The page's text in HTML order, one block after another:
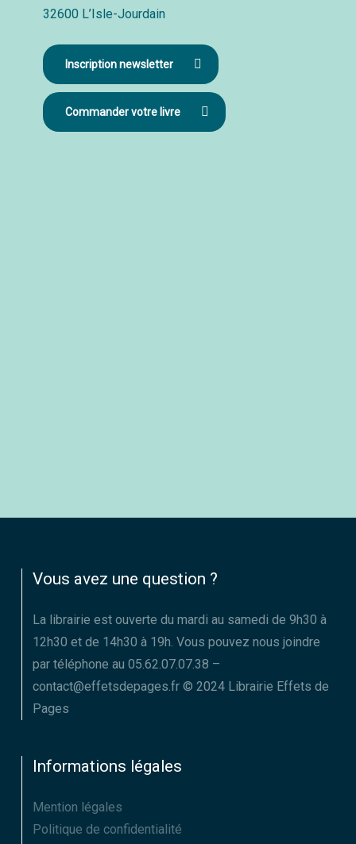
32600 L’Isle-Jourdain
Inscription newsletter
Commander votre livre
Vous avez une question ?
La librairie est ouverte du mardi au samedi de 9h30 à
12h30 et de 14h30 à 19h. Vous pouvez nous joindre
par téléphone au 05.62.07.07.38 –
contact@effetsdepages.fr © 2024 Librairie Effets de
Pages
Informations légales
Mention légales
Politique de confidentialité